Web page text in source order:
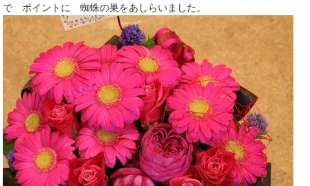
で ポイントに 蜘蛛の巣をあしらいました。